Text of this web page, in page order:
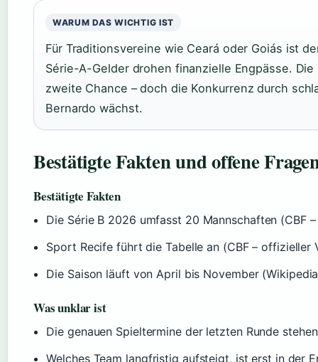
WARUM DAS WICHTIG IST
Für Traditionsvereine wie Ceará oder Goiás ist
Série-A-Gelder drohen finanzielle Engpässe.
zweite Chance – doch die Konkurrenz durch
Bernardo wächst.
Bestätigte Fakten und offene
Bestätigte Fakten
Die Série B 2026 umfasst 20 Mannschaften (CBF
Sport Recife führt die Tabelle an (CBF – offizieller
Die Saison läuft von April bis November
Was unklar ist
Die genauen Spieltermine der letzten Runde
Welches Team langfristig aufsteigt, ist erst in der